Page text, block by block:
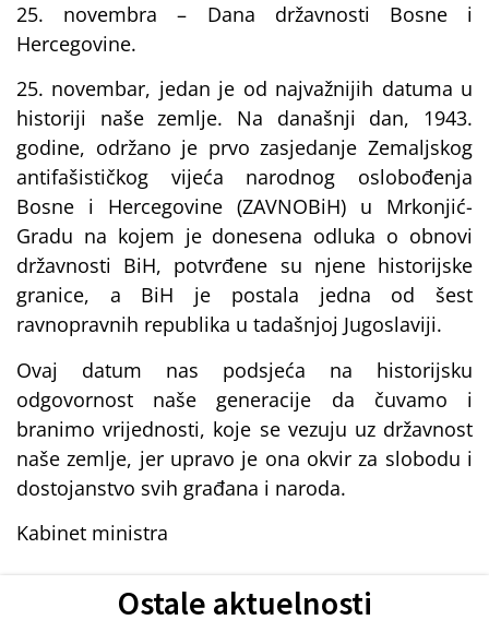
25. novembra – Dana državnosti Bosne i
Hercegovine.
25. novembar, jedan je od najvažnijih datuma u
historiji naše zemlje. Na današnji dan, 1943.
godine, održano je prvo zasjedanje Zemaljskog
antifašističkog vijeća narodnog oslobođenja
Bosne i Hercegovine (ZAVNOBiH) u Mrkonjić-
Gradu na kojem je donesena odluka o obnovi
državnosti BiH, potvrđene su njene historijske
granice, a BiH je postala jedna od šest
ravnopravnih republika u tadašnjoj Jugoslaviji.
Ovaj datum nas podsjeća na historijsku
odgovornost naše generacije da čuvamo i
branimo vrijednosti, koje se vezuju uz državnost
naše zemlje, jer upravo je ona okvir za slobodu i
dostojanstvo svih građana i naroda.
Kabinet ministra
Ostale aktuelnosti